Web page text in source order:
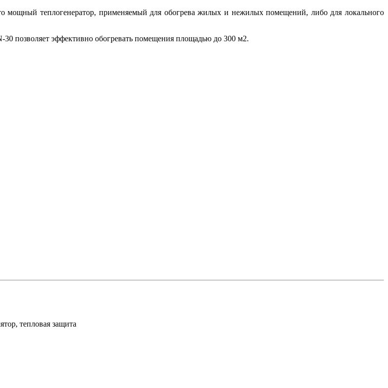
мощный теплогенератор, применяемый для обогрева жилых и нежилых помещений, либо для локального
позволяет эффективно обогревать помещения площадью до 300 м2.
тепловая защита